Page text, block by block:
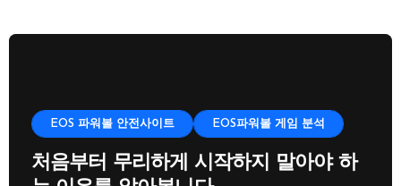
EOS 파워볼 안전사이트 EOS파워볼 게임 분석
처음부터 무리하게 시작하지 말아야 하